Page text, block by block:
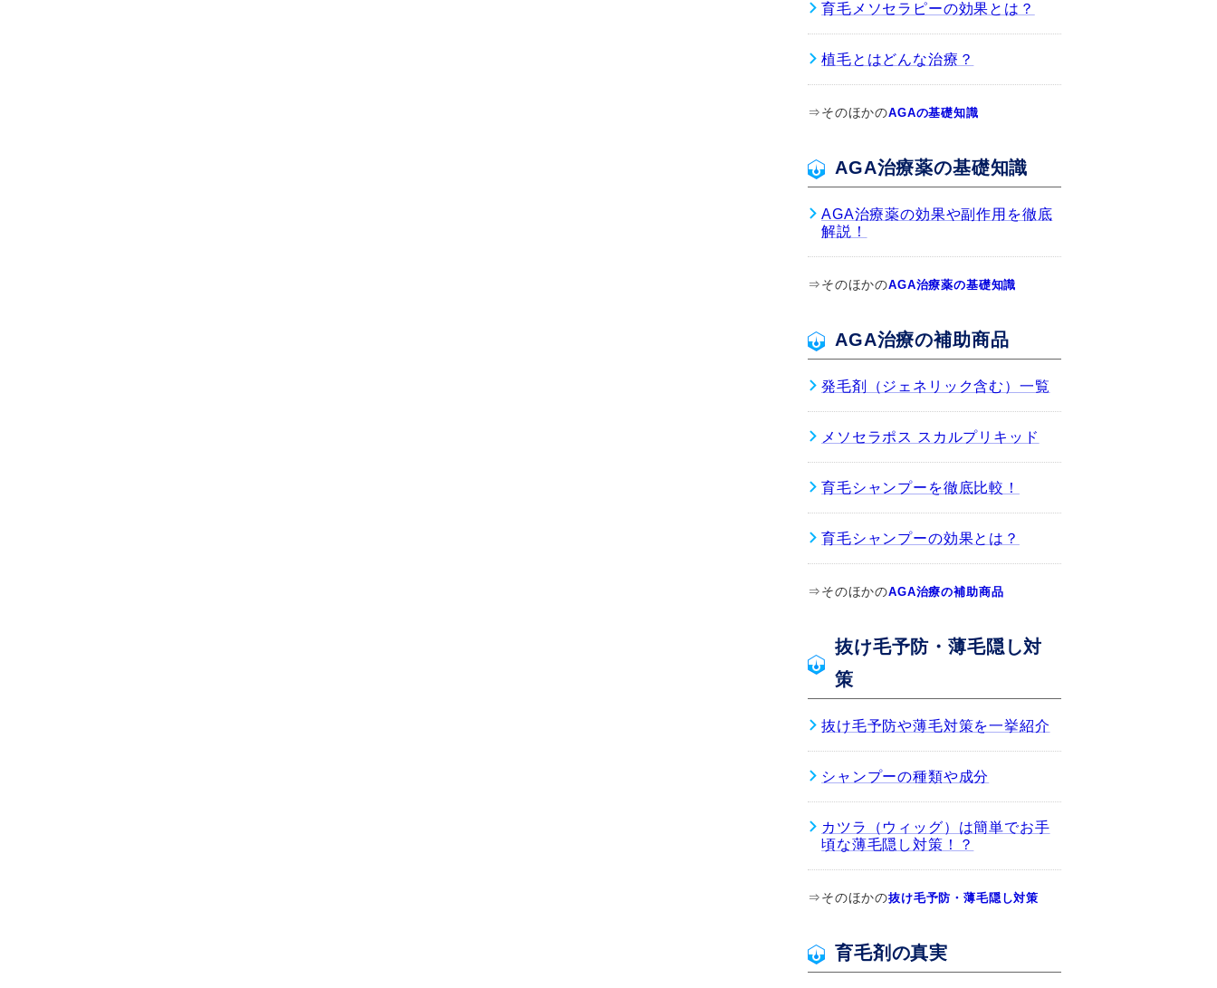
育毛メソセラピーの効果とは？
植毛とはどんな治療？
⇒そのほかのAGAの基礎知識
AGA治療薬の基礎知識
AGA治療薬の効果や副作用を徹底
解説！
⇒そのほかのAGA治療薬の基礎知識
AGA治療の補助商品
発毛剤（ジェネリック含む）一覧
メソセラポス スカルプリキッド
育毛シャンプーを徹底比較！
育毛シャンプーの効果とは？
⇒そのほかのAGA治療の補助商品
抜け毛予防・薄毛隠し対
策
抜け毛予防や薄毛対策を一挙紹介
シャンプーの種類や成分
カツラ（ウィッグ）は簡単でお手
頃な薄毛隠し対策！？
⇒そのほかの抜け毛予防・薄毛隠し対策
育毛剤の真実